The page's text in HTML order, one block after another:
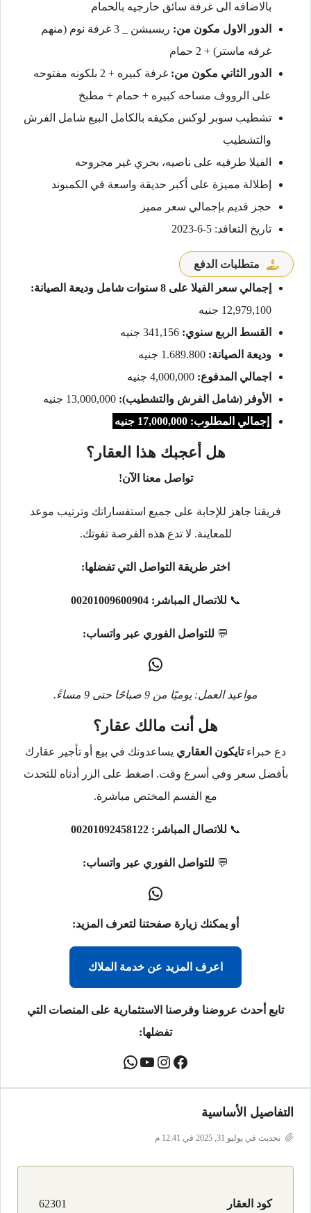
بالاضافه الى غرفة سائق خارجيه بالحمام
الدور الاول مكون من:
ريسبشن _ 3 غرفة نوم (منهم
غرفه ماستر) + 2 حمام
الدور الثاني مكون من:
غرفة كبيره + 2 بلكونه مفتوحه
على الرووف مساحه كبيره + حمام + مطبخ
تشطيب سوبر لوكس مكيفه بالكامل البيع شامل الفرش
والتشطيب
الفيلا طرفيه على ناصيه، بحري غير مجروحه
إطلالة مميزة على أكبر حديقة واسعة في الكمبوند
حجز قديم بإجمالي سعر مميز
تاريخ التعاقد: 5-6-2023
متطلبات الدفع
إجمالي سعر الفيلا على 8 سنوات شامل وديعة الصيانة:
12,979,100 جنيه
القسط الربع سنوي:
وديعة الصيانة:
اجمالي المدفوع:
الأوفر (شامل الفرش والتشطيب):
إجمالي المطلوب: 17,000,000 جنيه
هل أعجبك هذا العقار؟
تواصل معنا الآن!
فريقنا جاهز للإجابة على جميع استفساراتك وترتيب موعد
للمعاينة. لا تدع هذه الفرصة تفوتك.
اختر طريقة التواصل التي تفضلها:
📞 للاتصال المباشر: 00201009600904
💬 للتواصل الفوري عبر واتساب:
مواعيد العمل: يوميًا من 9 صباحًا حتى 9 مساءً.
هل أنت مالك عقار؟
دع خبراءتايكون العقاري يساعدونك في بيع أو تأجير عقارك
بأفضل سعر وفي أسرع وقت. اضغط على الزر أدناه للتحدث
مع القسم المختص مباشرة.
📞 للاتصال المباشر: 00201092458122
💬 للتواصل الفوري عبر واتساب:
أو يمكنك زيارة صفحتنا لتعرف المزيد:
اعرف المزيد عن خدمة الملاك
تابع أحدث عروضنا وفرصنا الاستثمارية على المنصات التي
تفضلها:
التفاصيل الأساسية
تحديث في يوليو 31, 2025 في 12:41 م
كود العقار 62301